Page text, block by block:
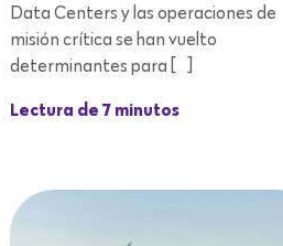
Data Centers y las operaciones de
misión crítica se han vuelto
determinantes para […]
Lectura de 7 minutos